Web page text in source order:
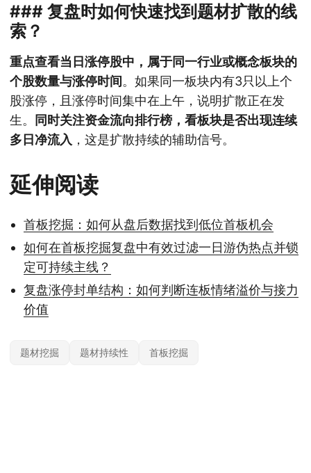
### 复盘时如何快速找到题材扩散的线
索？
重点查看当日涨停股中，属于同一行业或概念板块的
个股数量与涨停时间。如果同一板块内有3只以上个
股涨停，且涨停时间集中在上午，说明扩散正在发
生。 同时关注资金流向排行榜，看板块是否出现连续
多日净流入 ，这是扩散持续的辅助信号。
延伸阅读
首板挖掘：如何从盘后数据找到低位首板机会
如何在首板挖掘复盘中有效过滤一日游伪热点并锁
定可持续主线？
复盘涨停封单结构：如何判断连板情绪溢价与接力
价值
题材挖掘 题材持续性 首板挖掘